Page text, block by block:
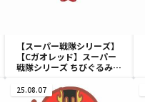
【スーパー戦隊シリーズ】
【Cガオレッド】スーパー
戦隊シリーズ ちびぐるみ～
25.08.07